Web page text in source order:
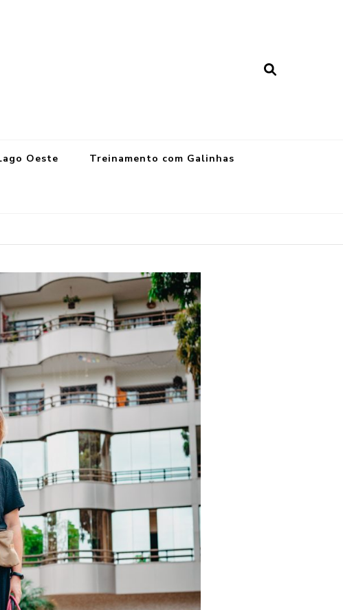
Oeste Treinamento com Galinhas